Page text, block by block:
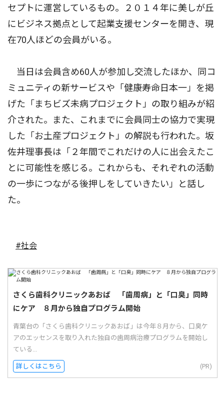
セプトに運営しているもの。２０１４年に美しが丘
にビジネス拠点として起業支援センターを開き、現
在70人ほどの会員がいる。
当日は会員含め60人が参加し交流したほか、同コ
ミュニティの新サービスや「健康寿命日本一」を掲
げた「まちビズ未病プロジェクト」の取り組みが紹
介された。また、これまでに会員同士の協力で実現
した「お土産プロジェクト」の解説も行われた。坂
佐井理事長は「２年間でこれだけの人に出会えたこ
とに可能性を感じる。これからも、それぞれの活動
の一歩につながる後押しをしていきたい」と話し
た。
#社会
さくら歯科クリニックあおば 「歯周病」と「口臭」同時
にケア ８月から独自プログラム開始
青葉台の「さくら歯科クリニックあおば」は今年８月から、口臭ケ
アのエッセンスを取り入れた独自の歯周病治療プログラムを開始し
ている...
詳しくはこちら (PR)